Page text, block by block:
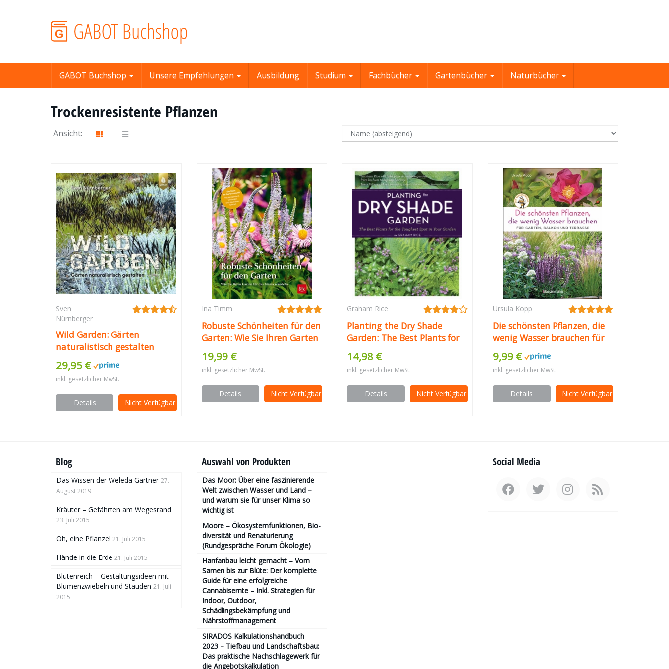
GABOT Buchshop Unsere Empfehlungen Ausbildung Studium Fachbücher Gartenbücher Naturbücher
Trockenresistente Pflanzen
Ansicht:
Sven
Nürnberger
Wild Garden: Gärten
naturalistisch gestalten
29,95 €
inkl. gesetzlicher MwSt.
Details Nicht Verfügbar
Ina Timm
Robuste Schönheiten für den
Garten: Wie Sie Ihren Garten
für das Klima wandeln
(Gartengestaltung)
19,99 €
inkl. gesetzlicher MwSt.
Details Nicht Verfügbar
Graham Rice
Planting the Dry Shade
Garden: The Best Plants for
the Toughest Spot in Your
Garden
14,98 €
inkl. gesetzlicher MwSt.
Details Nicht Verfügbar
Ursula Kopp
Die schönsten Pflanzen, die
wenig Wasser brauchen für
Garten, Balkon und Terrasse
– 66 trockenheitsverträgliche
Stauden, Sträucher, Gräser
und Blumen, die heiße
Sommer garantiert
9,99 €
inkl. gesetzlicher MwSt.
Details Nicht Verfügbar
Blog
Das Wissen der Weleda Gärtner 27.
August 2019
Kräuter – Gefährten am Wegesrand
23. Juli 2015
Oh, eine Pflanze! 21. Juli 2015
Hände in die Erde 21. Juli 2015
Blütenreich – Gestaltungsideen mit
Blumenzwiebeln und Stauden 21. Juli
2015
Auswahl von Produkten
Das Moor: Über eine faszinierende
Welt zwischen Wasser und Land –
und warum sie für unser Klima so
wichtig ist
Moore – Ökosystemfunktionen, Bio­
diversität und Renaturierung
(Rundgespräche Forum Ökologie)
Hanfanbau leicht gemacht – Vom
Samen bis zur Blüte: Der komplette
Guide für eine erfolgreiche
Cannabisernte – Inkl. Strategien für
Indoor, Outdoor,
Schädlingsbekämpfung und
Nährstoffmanagement
SIRADOS Kalkulationshandbuch
2023 – Tiefbau und Landschaftsbau:
Das praktische Nachschlagewerk für
die Angebotskalkulation
Social Media